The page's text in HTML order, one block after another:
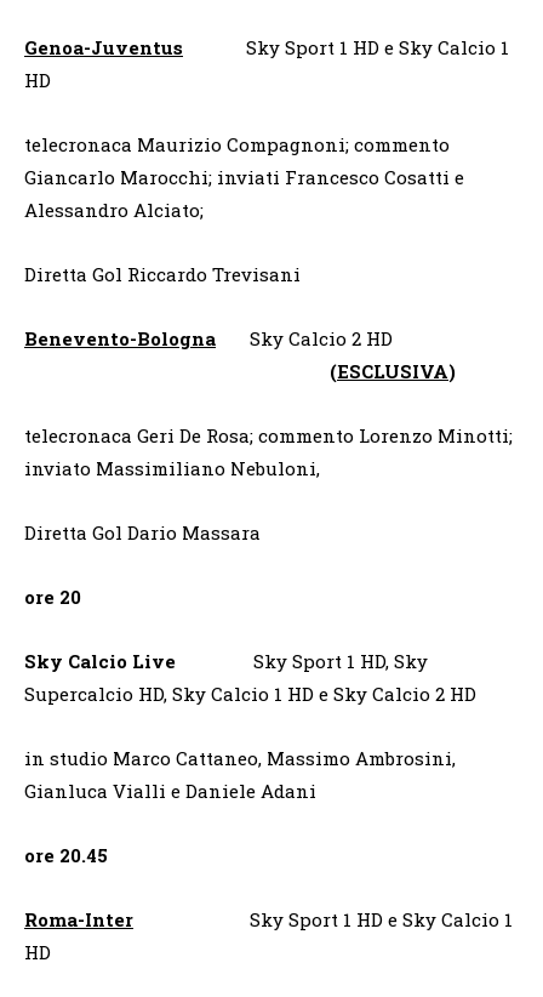
Genoa-Juventus Sky Sport 1 HD e Sky Calcio 1
HD
telecronaca Maurizio Compagnoni; commento
Giancarlo Marocchi; inviati Francesco Cosatti e
Alessandro Alciato;
Diretta Gol Riccardo Trevisani
Benevento-Bologna Sky Calcio 2 HD
(ESCLUSIVA)
telecronaca Geri De Rosa; commento Lorenzo Minotti;
inviato Massimiliano Nebuloni,
Diretta Gol Dario Massara
ore 20
Sky Calcio Live Sky Sport 1 HD, Sky
Supercalcio HD, Sky Calcio 1 HD e Sky Calcio 2 HD
in studio Marco Cattaneo, Massimo Ambrosini,
Gianluca Vialli e Daniele Adani
ore 20.45
Roma-Inter
Sky Sport 1 HD e Sky Calcio 1
HD